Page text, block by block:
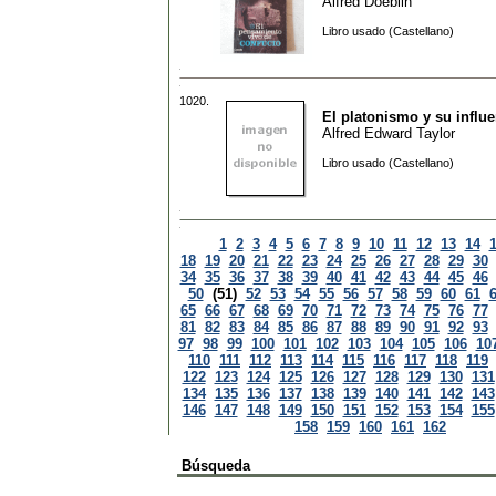
Libro usado (Castellano)
1020.
El platonismo y su
Alfred Edward Taylor
Libro usado (Castellano)
1 2 3 4 5 6 7 8 9 10 11 12 13 14
18 19 20 21 22 23 24 25 26 27 28 29 30
34 35 36 37 38 39 40 41 42 43 44 45 46
50 (51) 52 53 54 55 56 57 58 59 60 61
65 66 67 68 69 70 71 72 73 74 75 76 77
81 82 83 84 85 86 87 88 89 90 91 92 93
97 98 99 100 101 102 103 104 105 106
110 111 112 113 114 115 116 117 118 119
122 123 124 125 126 127 128 129 130 131
134 135 136 137 138 139 140 141 142 143
146 147 148 149 150 151 152 153 154 155
158 159 160 161 162
Búsqueda